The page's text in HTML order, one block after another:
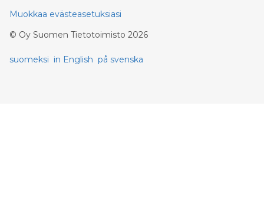
Muokkaa evästeasetuksiasi
© Oy Suomen Tietotoimisto 2026
suomeksi in English på svenska